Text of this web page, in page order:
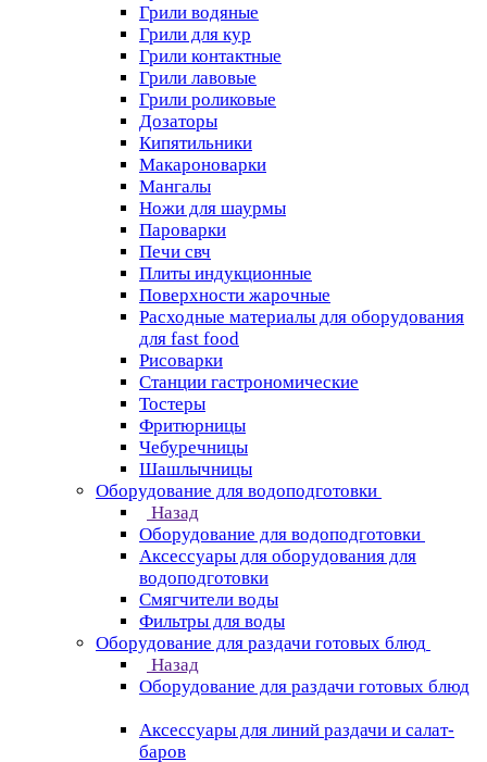
Грили водяные
Грили для кур
Грили контактные
Грили лавовые
Грили роликовые
Дозаторы
Кипятильники
Макароноварки
Мангалы
Ножи для шаурмы
Пароварки
Печи свч
Плиты индукционные
Поверхности жарочные
Расходные материалы для оборудования
для fast food
Рисоварки
Станции гастрономические
Тостеры
Фритюрницы
Чебуречницы
Шашлычницы
Оборудование для водоподготовки
Назад
Оборудование для водоподготовки
Аксессуары для оборудования для
водоподготовки
Смягчители воды
Фильтры для воды
Оборудование для раздачи готовых блюд
Назад
Оборудование для раздачи готовых блюд
Аксессуары для линий раздачи и салат-
баров